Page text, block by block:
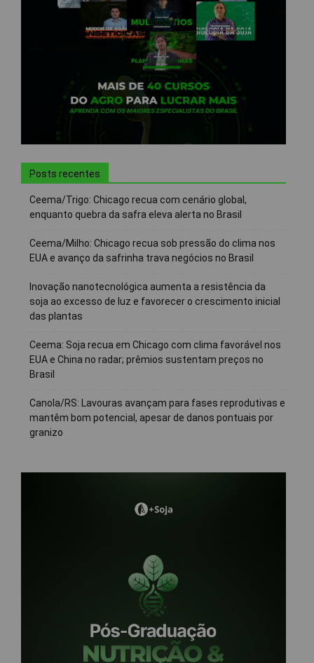
Posts recentes
Ceema/Trigo: Chicago recua com cenário global,
enquanto quebra da safra eleva alerta no Brasil
Ceema/Milho: Chicago recua sob pressão do clima nos
EUA e avanço da safrinha trava negócios no Brasil
Inovação nanotecnológica aumenta a resistência da
soja ao excesso de luz e favorecer o crescimento inicial
das plantas
Ceema: Soja recua em Chicago com clima favorável nos
EUA e China no radar; prêmios sustentam preços no
Brasil
Canola/RS: Lavouras avançam para fases reprodutivas e
mantêm bom potencial, apesar de danos pontuais por
granizo